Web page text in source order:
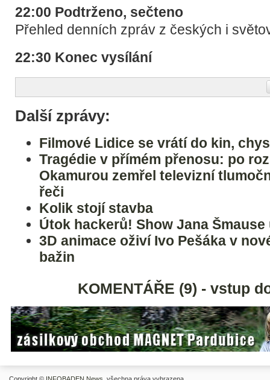
22:00 Podtrženo, sečteno
Přehled denních zpráv z českých i
22:30 Konec vysílání
Další zprávy:
Filmové Lidice se vrátí do kin,
Tragédie v přímém přenosu: po
Okamurou zemřel televizní
řeči
Kolik stojí stavba
Útok hackerů! Show Jana
3D animace oživí Ivo Pešáka v
bažin
KOMENTÁŘE (9) - vstup
Copyright © INFOBADEN News , všechna práva vyhrazena.